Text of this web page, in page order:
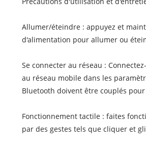
Allumer/éteindre : appuyez et
d'alimentation pour allumer ou
Se connecter au réseau :
au réseau mobile dans les
Bluetooth doivent être couplés
Fonctionnement tactile : faites
par des gestes tels que cliquer et